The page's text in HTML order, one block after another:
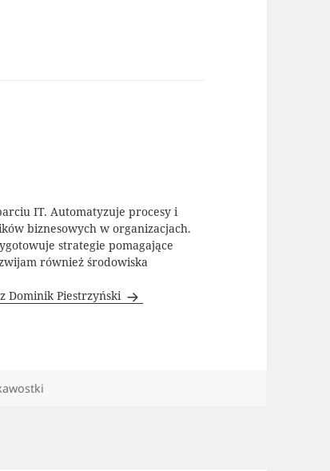
IT. Automatyzuje procesy i
biznesowych w organizacjach.
strategie pomagające
również środowiska
Dominik Piestrzyński